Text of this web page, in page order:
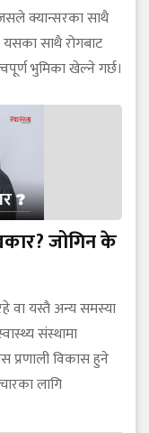
क्यान्सरका साथै
साथै रोगबाट
भुमिका खेल्ने गर्छ।
जोगिन के
वा यस्तै अन्य समस्या
संस्थामा
प्रणाली विकास हुने
लागि